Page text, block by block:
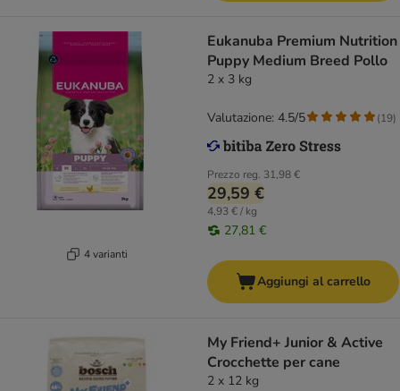
4 varianti
Eukanuba Premium Nutrition
Puppy Medium Breed Pollo
2 x 3 kg
Prezzo reg. 31,98 €
29,59 €
4,93 € / kg
27,81 €
Valutazione: 4.5/5 (19)
Aggiungi al carrello
My Friend+ Junior & Active
Crocchette per cane
2 x 12 kg